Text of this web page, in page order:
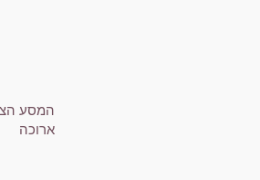
המסע
ארוכה